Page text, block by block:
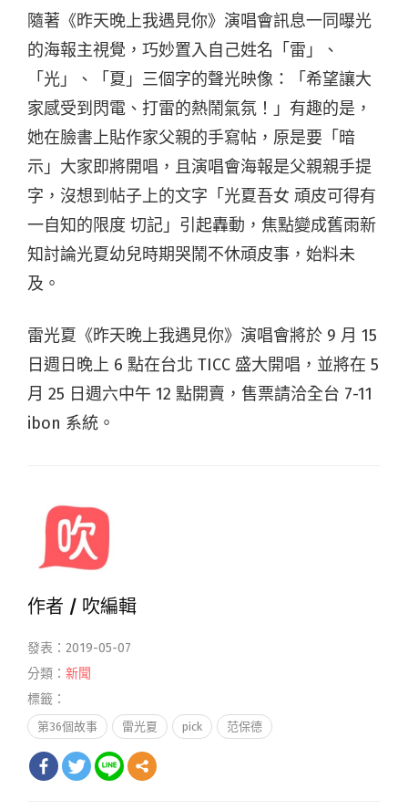
隨著《昨天晚上我遇見你》演唱會訊息一同曝光
的海報主視覺，巧妙置入自己姓名「雷」、
「光」、「夏」三個字的聲光映像：「希望讓大
家感受到閃電、打雷的熱鬧氣氛！」有趣的是，
她在臉書上貼作家父親的手寫帖，原是要「暗
示」大家即將開唱，且演唱會海報是父親親手提
字，沒想到帖子上的文字「光夏吾女 頑皮可得有
一自知的限度 切記」引起轟動，焦點變成舊雨新
知討論光夏幼兒時期哭鬧不休頑皮事，始料未
及。
雷光夏《昨天晚上我遇見你》演唱會將於 9 月 15
日週日晚上 6 點在台北 TICC 盛大開唱，並將在 5
月 25 日週六中午 12 點開賣，售票請洽全台 7-11
ibon 系統。
作者 / 吹編輯
發表：2019-05-07
分類： 新聞
標籤：
第36個故事 雷光夏 pick 范保德